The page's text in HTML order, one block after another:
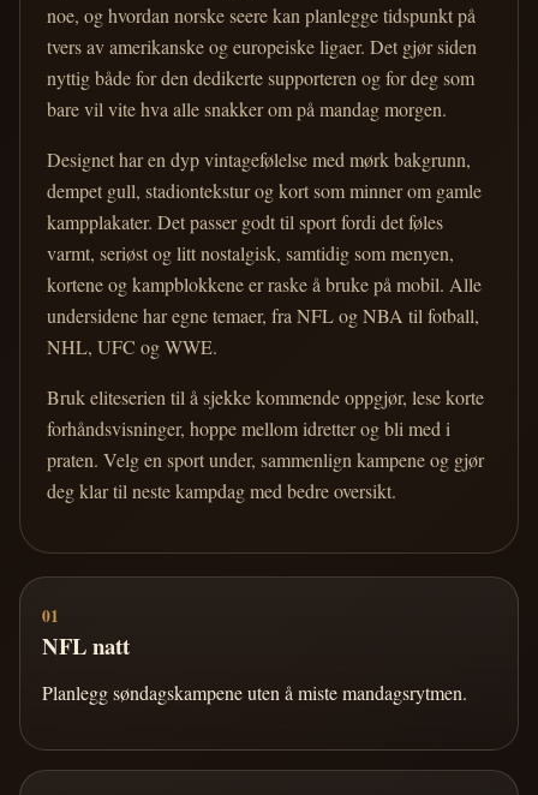
noe, og hvordan norske seere kan planlegge tidspunkt på
tvers av amerikanske og europeiske ligaer. Det gjør siden
nyttig både for den dedikerte supporteren og for deg som
bare vil vite hva alle snakker om på mandag morgen.
Designet har en dyp vintagefølelse med mørk bakgrunn,
dempet gull, stadiontekstur og kort som minner om gamle
kampplakater. Det passer godt til sport fordi det føles
varmt, seriøst og litt nostalgisk, samtidig som menyen,
kortene og kampblokkene er raske å bruke på mobil. Alle
undersidene har egne temaer, fra NFL og NBA til fotball,
NHL, UFC og WWE.
Bruk eliteserien til å sjekke kommende oppgjør, lese korte
forhåndsvisninger, hoppe mellom idretter og bli med i
praten. Velg en sport under, sammenlign kampene og gjør
deg klar til neste kampdag med bedre oversikt.
01
NFL natt
Planlegg søndagskampene uten å miste mandagsrytmen.